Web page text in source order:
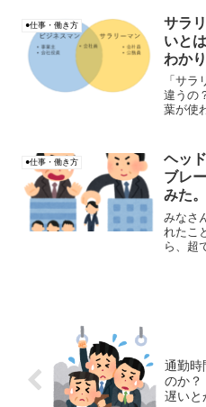
●仕事・働き方
サラ
いと
わか
「サ
違うの
葉が使
前、上
えた
●仕事・働き方
ヘッ
ブレ
みた
た
みなさ
れたこ
ら、超
通勤時
のか？
遅いと